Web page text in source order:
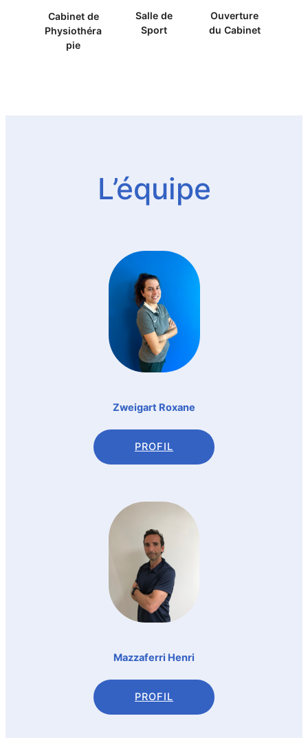
Cabinet de
Physiothéra
pie
Salle de
Sport
Ouverture
du Cabinet
L’équipe
Zweigart Roxane
PROFIL
Mazzaferri Henri
PROFIL